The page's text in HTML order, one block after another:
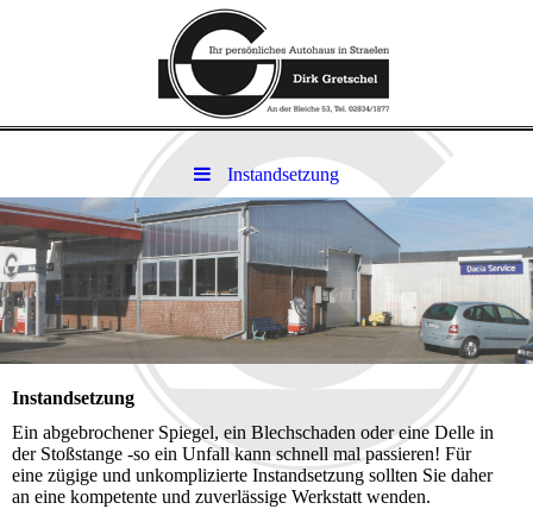
Instandsetzung
Instandsetzung
Ein abgebrochener Spiegel, ein Blechschaden oder eine Delle in
der Stoßstange -so ein Unfall kann schnell mal passieren! Für
eine zügige und unkomplizierte Instandsetzung sollten Sie daher
an eine kompetente und zuverlässige Werkstatt wenden.